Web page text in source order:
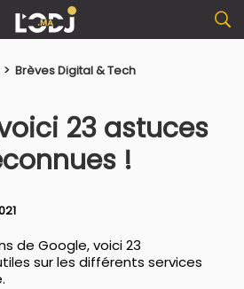
> Brèves Digital & Tech
23 astuces
!
de Google, voici 23
sur les différents services